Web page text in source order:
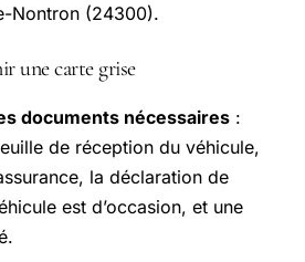
Nontron (24300).
une carte grise
documents nécessaires :
de réception du véhicule,
la déclaration de
est d’occasion, et une